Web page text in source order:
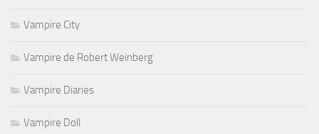
Vampire City
Vampire de Robert Weinberg
Vampire Diaries
Vampire Doll